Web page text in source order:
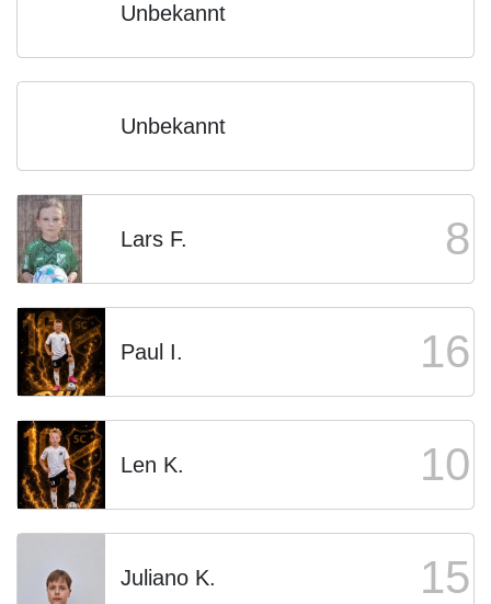
Unbekannt
Unbekannt
Lars F. 8
Paul I. 16
Len K. 10
Juliano K. 15